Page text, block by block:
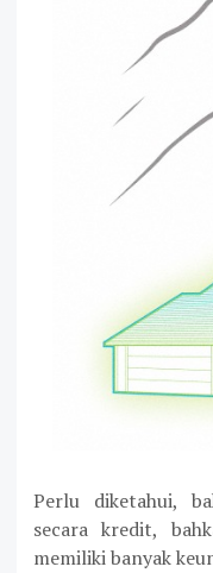
Perlu diketahui,
secara kredit,
memiliki banyak